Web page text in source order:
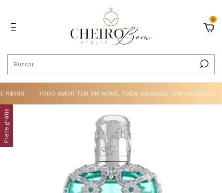
0
R$599 TODO AMOR TEM UM NOME, TODA SAUDADE TEM UM CHEIRO
Frete grátis